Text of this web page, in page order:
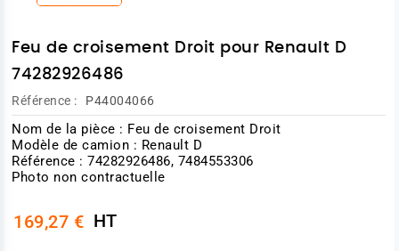
Feu de croisement Droit pour Renault D
74282926486
Référence : P44004066
Nom de la pièce : Feu de croisement Droit
Modèle de camion : Renault D
Référence : 74282926486, 7484553306
Photo non contractuelle
169,27 € HT